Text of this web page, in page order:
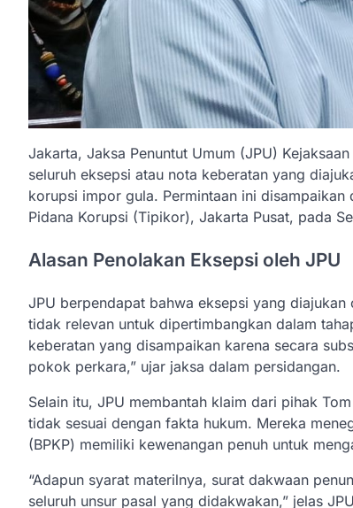
Jakarta, Jaksa Penuntut Umum (JPU)
seluruh eksepsi atau nota keberatan yang
korupsi impor gula. Permintaan ini
Pidana Korupsi (Tipikor), Jakarta Pusat, pada
Alasan Penolakan Eksepsi oleh JPU
JPU berpendapat bahwa eksepsi yang
tidak relevan untuk dipertimbangkan dalam
keberatan yang disampaikan karena secara
pokok perkara,” ujar jaksa dalam persidangan.
Selain itu, JPU membantah klaim dari pihak
tidak sesuai dengan fakta hukum. Mereka
(BPKP) memiliki kewenangan penuh untuk
“Adapun syarat materilnya, surat dakwaan
seluruh unsur pasal yang didakwakan,” jelas